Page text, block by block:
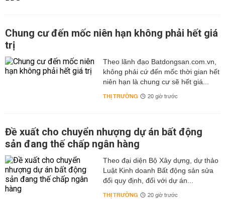
Chung cư đến mốc niên hạn không phải hết giá
trị
Theo lãnh đạo Batdongsan.com.vn,
không phải cứ đến mốc thời gian hết
niên hạn là chung cư sẽ hết giá...
THỊ TRƯỜNG 20 giờ trước
Đề xuất cho chuyển nhượng dự án bất động
sản đang thế chấp ngân hàng
Theo đại diện Bộ Xây dựng, dự thảo
Luật Kinh doanh Bất động sản sửa
đổi quy định, đối với dự án...
THỊ TRƯỜNG 20 giờ trước